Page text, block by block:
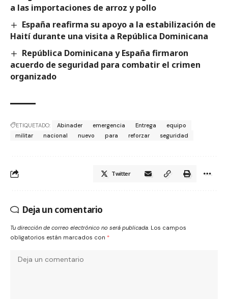
a las importaciones de arroz y pollo
España reafirma su apoyo a la estabilización de
Haití durante una visita a República Dominicana
República Dominicana y España firmaron
acuerdo de seguridad para combatir el crimen
organizado
ETIQUETADO: Abinader emergencia Entrega
equipo
militar
nacional nuevo para reforzar seguridad
Twitter
Deja un comentario
Tu dirección de correo electrónico no será publicada. Los campos
obligatorios están marcados con *